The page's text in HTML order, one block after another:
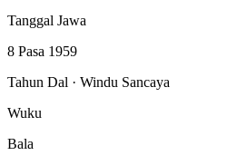
Tanggal Jawa
8 Pasa 1959
Tahun Dal · Windu Sancaya
Wuku
Bala